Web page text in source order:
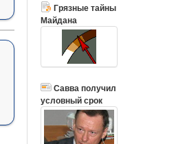
Грязные тайны
Майдана
Савва получил
условный срок